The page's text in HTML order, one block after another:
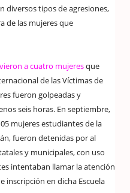
diversos tipos de agresiones,
de las mujeres que
a cuatro mujeresque
de las Víctimas de
fueron golpeadas y
seis horas. En septiembre,
mujeres estudiantes de la
fueron detenidas por al
y municipales, con uso
intentaban llamar la atención
inscripción en dicha Escuela